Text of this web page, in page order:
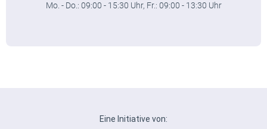
Mo. - Do.: 09:00 - 15:30 Uhr, Fr.: 09:00 - 13:30 Uhr
Eine Initiative von: